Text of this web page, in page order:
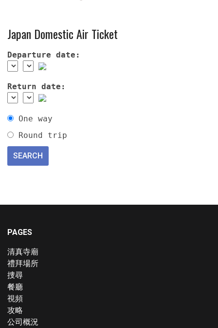
Japan Domestic Air Ticket
Departure date:
Return date:
One way
Round trip
PAGES
清真寺廟
禮拜場所
捜尋
餐廳
視頻
攻略
公司概況